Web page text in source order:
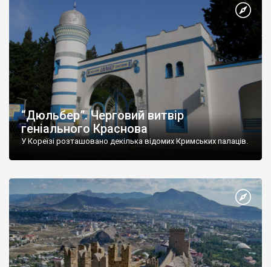
“Дюльбер”. Черговий витвір
геніального Краснова
У Кореїзі розташовано декілька відомих Кримських палаців.